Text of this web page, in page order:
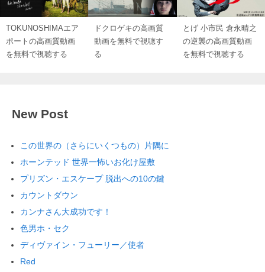
TOKUNOSHIMAエア
ポートの高画質動画
を無料で視聴する
ドクロゲキの高画質
動画を無料で視聴す
る
とげ 小市民 倉永晴之
の逆襲の高画質動画
を無料で視聴する
New Post
この世界の（さらにいくつもの）片隅に
ホーンテッド 世界一怖いお化け屋敷
プリズン・エスケープ 脱出への10の鍵
カウントダウン
カンナさん大成功です！
色男ホ・セク
ディヴァイン・フューリー／使者
Red